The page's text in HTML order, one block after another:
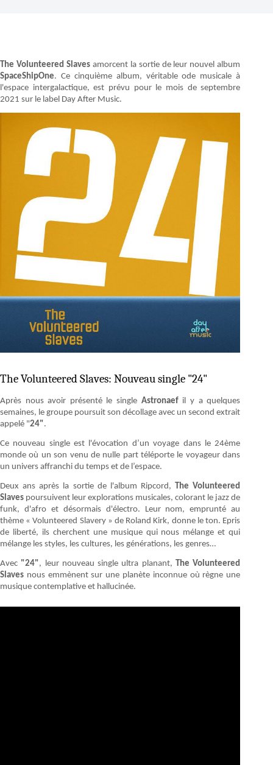
The Volunteered Slavesamorcent la sortie de leur nouvel album
SpaceShipOne. Ce cinquième album, véritable ode musicale à
l'espace intergalactique, est prévu pour le mois de septembre
2021 sur le label Day After Music.
The Volunteered Slaves: Nouveau single "24"
Après nous avoir présenté le single Astronaefil y a quelques
semaines, le groupe poursuit son décollage avec un second extrait
appelé "24".
Ce nouveau single est l'évocation d’un voyage dans le 24ème
monde où un son venu de nulle part téléporte le voyageur dans
un univers affranchi du temps et de l’espace.
Deux ans après la sortie de l'album Ripcord, The Volunteered
Slaves poursuivent leur explorations musicales, colorant le jazz de
funk, d'afro et désormais d'électro. Leur nom, emprunté au
thème « Volunteered Slavery » de Roland Kirk, donne le ton. Epris
de liberté, ils cherchent une musique qui nous mélange et qui
mélange les styles, les cultures, les générations, les genres…
Avec "24", leur nouveau single ultra planant, The Volunteered
Slaves nous emmènent sur une planète inconnue où règne une
musique contemplative et hallucinée.